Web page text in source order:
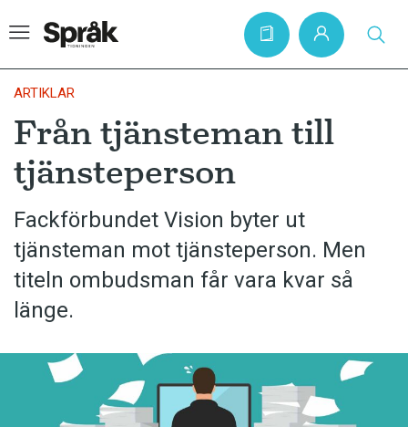
Hem
Artiklar
Krönikor
Språkfrågor
Skrivtips
Bokrecensioner
Kviss
Podden
Anmäl till språkpolisen
ARTIKLAR
Från tjänsteman till
tjänsteperson
Fackförbundet Vision byter ut
tjänsteman mot tjänsteperson. Men
titeln ombudsman får vara kvar så
länge.